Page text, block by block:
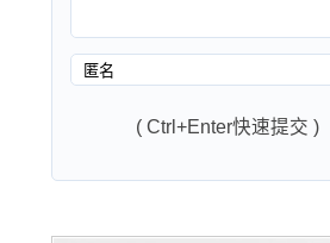
( Ctrl+Enter快速提交 )